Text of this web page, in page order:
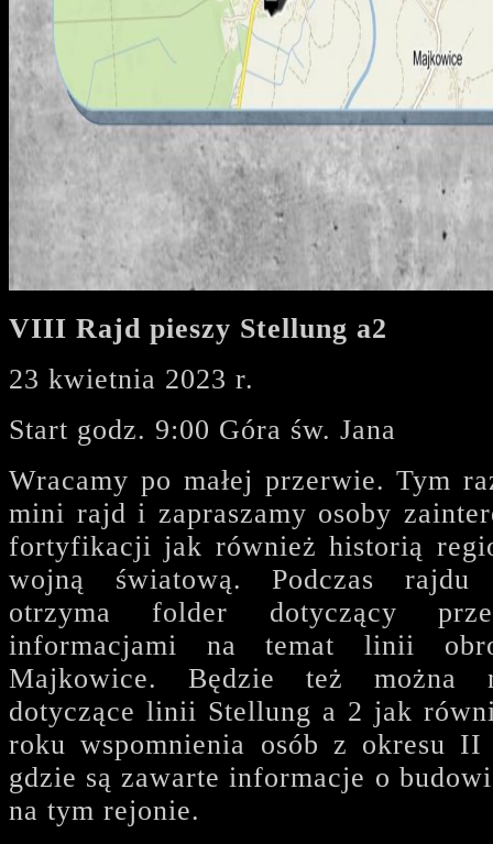
VIII Rajd pieszy Stellung a2
23 kwietnia 2023 r.
Start godz. 9:00 Góra św. Jana
Wracamy po małej przerwie. Tym
mini rajd i zapraszamy osoby
fortyfikacji jak również historią
wojną światową. Podczas rajdu
otrzyma folder dotyczący
informacjami na temat linii
Majkowice. Będzie też można
dotyczące linii Stellung a 2 jak
roku wspomnienia osób z okresu
gdzie są zawarte informacje o
na tym rejonie.